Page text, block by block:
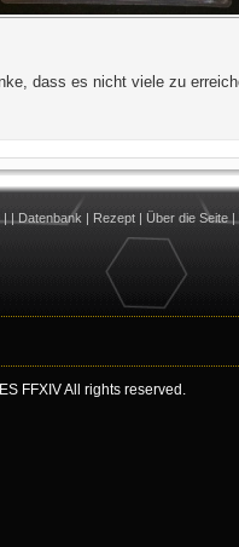
dass es nicht viele zu
||Datenbank | Rezept | Über die Seite|
FFXIV All rights reserved.